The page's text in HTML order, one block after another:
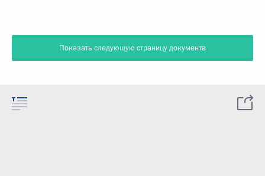
Показать следующую страницу документа